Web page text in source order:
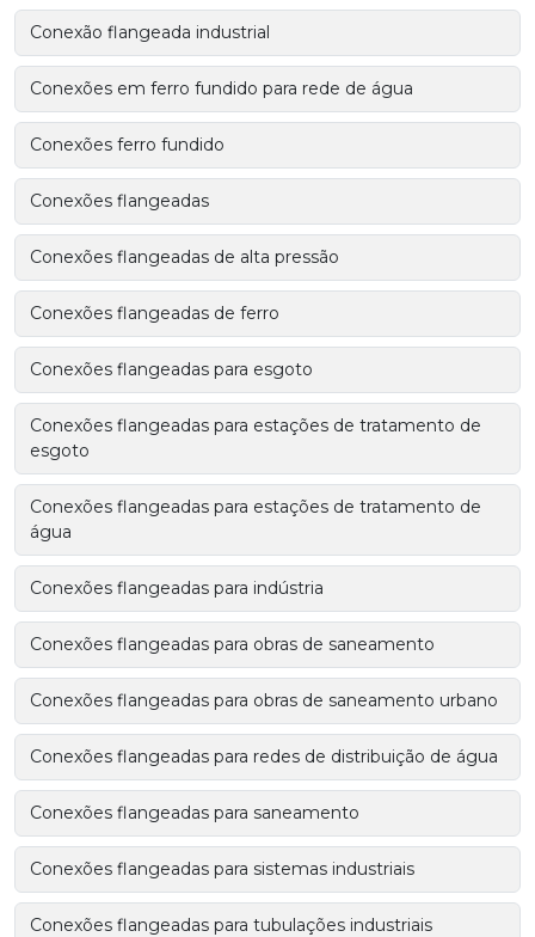
Conexão flangeada industrial
Conexões em ferro fundido para rede de água
Conexões ferro fundido
Conexões flangeadas
Conexões flangeadas de alta pressão
Conexões flangeadas de ferro
Conexões flangeadas para esgoto
Conexões flangeadas para estações de tratamento de
esgoto
Conexões flangeadas para estações de tratamento de
água
Conexões flangeadas para indústria
Conexões flangeadas para obras de saneamento
Conexões flangeadas para obras de saneamento urbano
Conexões flangeadas para redes de distribuição de água
Conexões flangeadas para saneamento
Conexões flangeadas para sistemas industriais
Conexões flangeadas para tubulações industriais